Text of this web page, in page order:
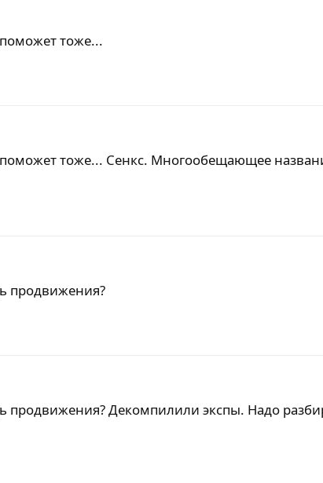
тоже...
тоже... Сенкс. Многообещающее
продвижения?
продвижения? Декомпилили экспы. Надо